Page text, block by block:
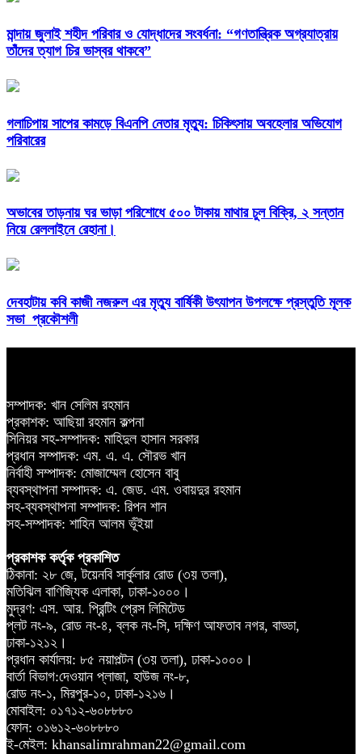
মান্দায় জুলাই শহীদ পরিবার ও যোদ্ধাদের সংবর্ধনা: “গণতান্ত্রিক অগ্রযাত্রায়
তাঁদের ত্যাগ চির ভাস্বর থাকবে”
গলাচিপায় সাপের কামড়ে বিএনপি নেতার মৃত্যু: চিকিৎসায় অবহেলার অভিযোগ
পরিবারের
অভাবের তাড়নায় ঘর ভাড়া পরিশোধে ৫০০ টাকায় মাথার চুল বিক্রি, ২ সন্তান
নিয়ে রেললাইনে রেহানা।
দেবহাটায় কবি কাজী নজরুল এর মৃত্যু বার্ষিকী উৎযাপন উপলক্ষে প্রস্তুতি মূলক
সভা প্রকৌশলী
সম্পাদক: খান সেলিম রহমান
প্রকাশক: আছিয়া রহমান কল্পনা
সিনিয়র সহ-সম্পাদক: মাহিদুল হাসান সরকার
প্রধান সম্পাদক: এম. এ. এ. সৌরভ খান
নির্বাহী সম্পাদক: মোজাম্মেল হোসেন বাবু
ব্যবস্থাপনা সম্পাদক: এ. জেড. এম. ওবায়দুর রহমান
সহ-ব্যবস্থাপনা সম্পাদক: রিপন শান
সহ-সম্পাদক: শাহিন আলম ভূঁইয়া
প্রকাশক কর্তৃক প্রকাশিত
ঠিকানা: ২৮ জে, টয়েনবি সার্কুলার রোড (৩য় তলা),
মতিঝিল বাণিজ্যিক এলাকা, ঢাকা-১০০০।
মুদ্রণ: এস. আর. প্রিন্টিং প্রেস লিমিটেড
প্লট নং-৯, রোড নং-৪, ব্লক নং-সি, দক্ষিণ আফতাব নগর, বাড্ডা,
ঢাকা-১২১২।
প্রধান কার্যালয়: ৮৫ নয়াপল্টন (৩য় তলা), ঢাকা-১০০০।
বার্তা বিভাগ:দেওয়ান প্লাজা, হাউজ নং-৮,
রোড নং-১, মিরপুর-১০, ঢাকা-১২১৬।
মোবাইল: ০১৭১২-৬০৮৮৮০
ফোন: ০১৬১২-৬০৮৮৮০
ই-মেইল: khansalimrahman22@gmail.com